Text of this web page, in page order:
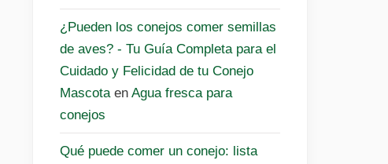
¿Pueden los conejos comer semillas
de aves? - Tu Guía Completa para el
Cuidado y Felicidad de tu Conejo
Mascota en Agua fresca para
conejos
Qué puede comer un conejo: lista